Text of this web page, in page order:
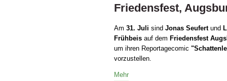
Friedensfest,
Am 31. Juli sind Jonas Seufert und
Frühbeis auf dem Friedensfest
um ihren Reportagecomic
vorzustellen.
Mehr